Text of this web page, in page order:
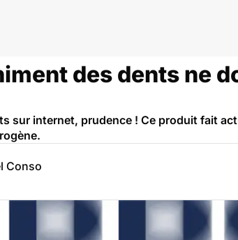
des dents ne
sur internet, prudence ! Ce produit fait
Conso